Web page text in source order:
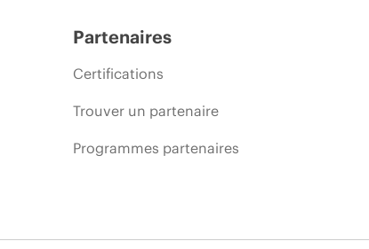
Partenaires
Certifications
Trouver un partenaire
Programmes partenaires